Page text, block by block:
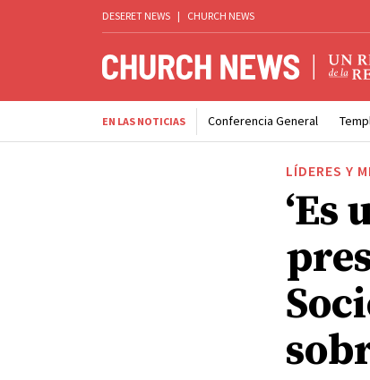
DESERET NEWS | CHURCH NEWS
EN LAS NOTICIAS Conferencia General
LÍDERES Y
‘Es